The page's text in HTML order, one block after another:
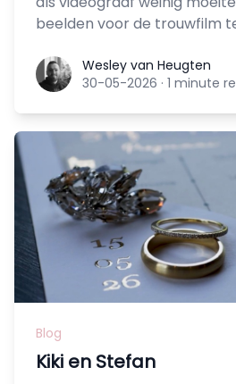
beelden voor de trouwfilm
Wesley van Heugten
Wesley van Heugten
30-05-2026 · 1 minute
Blog
Kiki en Stefan